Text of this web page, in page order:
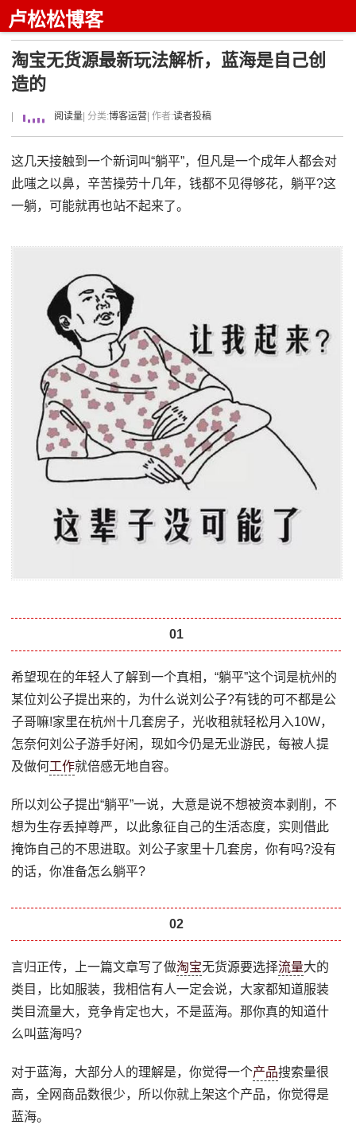
卢松松博客
淘宝无货源最新玩法解析，蓝海是自己创
造的
阅读量 | 分类:博客运营 | 作者:读者投稿
这几天接触到一个新词叫“躺平”，但凡是一个成年人都会对
此嗤之以鼻，辛苦操劳十几年，钱都不见得够花，躺平?这
一躺，可能就再也站不起来了。
01
希望现在的年轻人了解到一个真相，“躺平”这个词是杭州的
某位刘公子提出来的，为什么说刘公子?有钱的可不都是公
子哥嘛!家里在杭州十几套房子，光收租就轻松月入10W，
怎奈何刘公子游手好闲，现如今仍是无业游民，每被人提
及做何工作就倍感无地自容。
所以刘公子提出“躺平”一说，大意是说不想被资本剥削，不
想为生存丢掉尊严，以此象征自己的生活态度，实则借此
掩饰自己的不思进取。刘公子家里十几套房，你有吗?没有
的话，你准备怎么躺平?
02
言归正传，上一篇文章写了做淘宝无货源要选择流量大的
类目，比如服装，我相信有人一定会说，大家都知道服装
类目流量大，竞争肯定也大，不是蓝海。那你真的知道什
么叫蓝海吗?
对于蓝海，大部分人的理解是，你觉得一个产品搜索量很
高，全网商品数很少，所以你就上架这个产品，你觉得是
蓝海。